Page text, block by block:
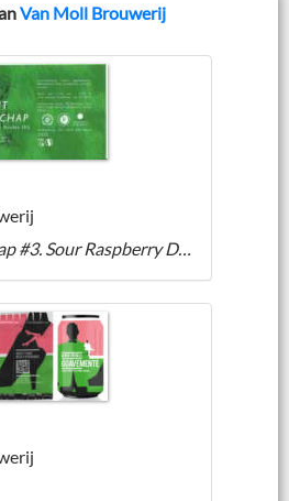
Van Moll Brouwerij
Bont Gezelschap #3. Sour Raspberry Double IPA